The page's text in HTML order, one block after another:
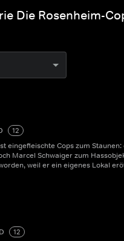
Die Rosenheim-
12
eingefleischte Cops zum Staunen:
Marcel Schwaiger zum
weil er ein eigenes Lokal
12